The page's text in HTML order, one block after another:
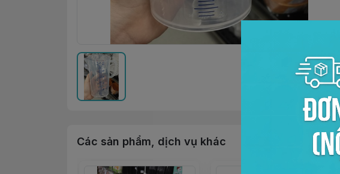
Các sản phẩm, dịch vụ khác